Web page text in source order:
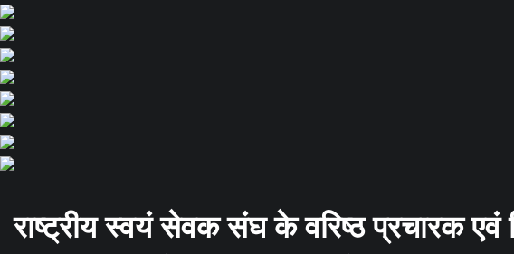
राष्ट्रीय स्वयं सेवक संघ के वरिष्ठ प्रचारक एवं